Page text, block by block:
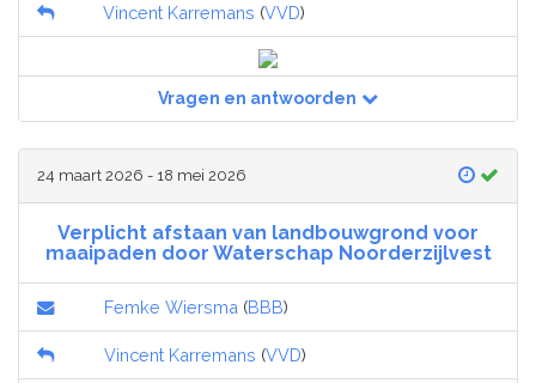
Vincent Karremans (VVD)
Vragen en antwoorden
24 maart 2026 - 18 mei 2026
Verplicht afstaan van landbouwgrond voor
maaipaden door Waterschap Noorderzijlvest
Femke Wiersma (BBB)
Vincent Karremans (VVD)